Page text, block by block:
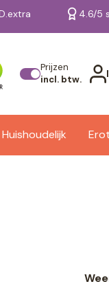
4.6/5
Prijzen
incl. btw.
Huishoudelijk
Bekijk alle